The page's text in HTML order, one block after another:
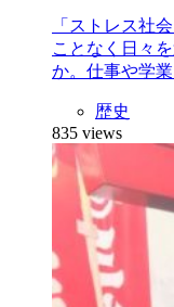
「ストレス社
ことなく日々
か。仕事や学
歴史
835 views